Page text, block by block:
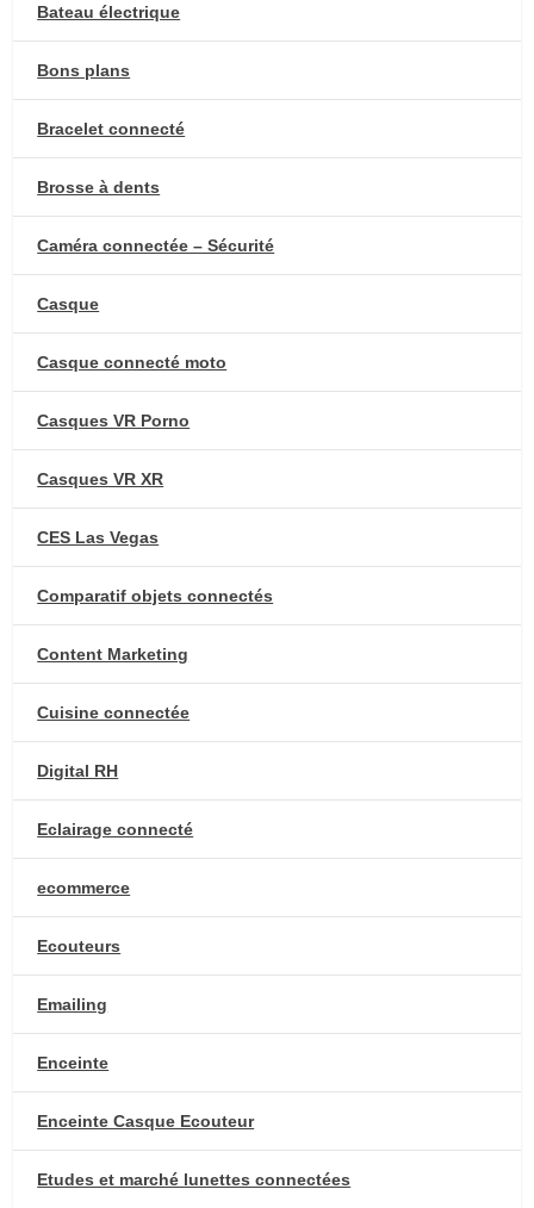
Bateau électrique
Bons plans
Bracelet connecté
Brosse à dents
Caméra connectée – Sécurité
Casque
Casque connecté moto
Casques VR Porno
Casques VR XR
CES Las Vegas
Comparatif objets connectés
Content Marketing
Cuisine connectée
Digital RH
Eclairage connecté
ecommerce
Ecouteurs
Emailing
Enceinte
Enceinte Casque Ecouteur
Etudes et marché lunettes connectées